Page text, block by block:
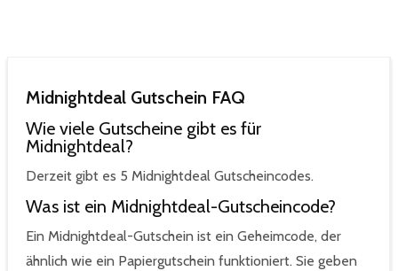
Midnightdeal Gutschein FAQ
Wie viele Gutscheine gibt es für
Midnightdeal?
Derzeit gibt es 5 Midnightdeal Gutscheincodes.
Was ist ein Midnightdeal-Gutscheincode?
Ein Midnightdeal-Gutschein ist ein Geheimcode, der
ähnlich wie ein Papiergutschein funktioniert. Sie geben